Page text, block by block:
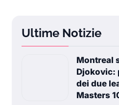
Ultime Notizie
Montreal
Djokovic:
dei due
Masters